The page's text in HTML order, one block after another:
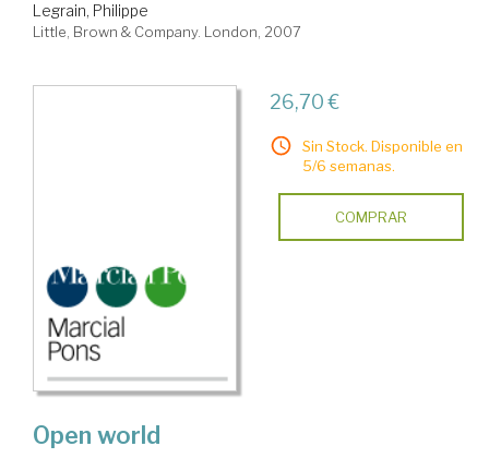
Legrain, Philippe
Little, Brown & Company. London, 2007
26,70 €
Sin Stock. Disponible en
5/6 semanas.
COMPRAR
Open world